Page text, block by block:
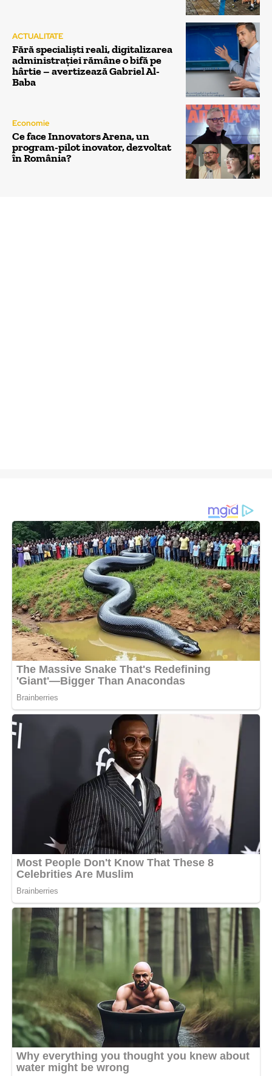
ACTUALITATE
Fără specialiști reali, digitalizarea
administrației rămâne o bifă pe
hârtie – avertizează Gabriel Al-
Baba
Economie
Ce face Innovators Arena, un
program-pilot inovator, dezvoltat
în România?